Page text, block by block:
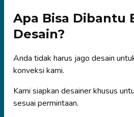
Apa Bisa Dibantu
Desain?
Anda tidak harus jago desain
konveksi kami.
Kami siapkan desainer khusus
sesuai permintaan.